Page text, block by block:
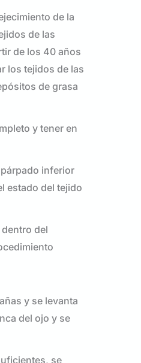
de la
de las
de los 40 años
los tejidos de las
de grasa
y tener en
inferior
estado del tejido
del
y se levanta
del ojo y se
se